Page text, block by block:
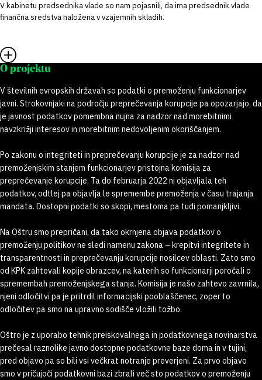
V kabinetu predsednika vlade so nam pojasnili, da ima predsednik vlade
finančna sredstva naložena v vzajemnih skladih.
O projektu
V številnih evropskih državah so podatki o premoženju funkcionarjev
javni. Strokovnjaki na področju preprečevanja korupcije pa opozarjajo, da
je javnost podatkov pomembna nujna za nadzor nad morebitnimi
navzkrižji interesov in morebitnim nedovoljenim okoriščanjem.
Po zakonu o integriteti in preprečevanju korupcije je za nadzor nad
premoženjskim stanjem funkcionarjev pristojna komisija za
preprečevanje korupcije. Ta do februarja 2022 ni objavljala teh
podatkov, odtlej pa objavlja le spremembe premoženja v času trajanja
mandata. Dostopni podatki so skopi, mestoma pa tudi pomanjkljivi.
Na Oštru smo prepričani, da tako okrnjena objava podatkov o
premoženju politikov ne sledi namenu zakona – krepitvi integritete in
transparentnosti in preprečevanju korupcije nosilcev oblasti. Zato smo
od KPK zahtevali kopije obrazcev, na katerih so funkcionarji poročali o
spremembah premoženjskega stanja. Komisija je našo zahtevo zavrnila,
njeni odločitvi pa je pritrdil informacijski pooblaščenec, zoper to
odločitev pa smo na upravno sodišče vložili tožbo.
Oštro je z uporabo tehnik preiskovalnega in podatkovnega novinarstva
prečesal raznolike javno dostopne podatkovne baze doma in v tujini,
pred objavo pa so bili vsi večkrat notranje preverjeni. Za prvo objavo
smo v pričujoči podatkovni bazi zbrali več sto podatkov o premoženju